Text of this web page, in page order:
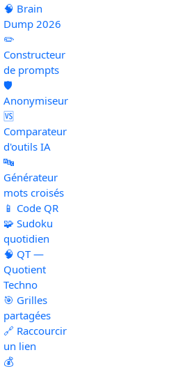
🧠 Brain
Dump 2026
✏️
Constructeur
de prompts
🛡️
Anonymiseur
🆚
Comparateur
d'outils IA
🔤
Générateur
mots croisés
📱 Code QR
🧩 Sudoku
quotidien
🧠 QT —
Quotient
Techno
🎯 Grilles
partagées
🔗 Raccourcir
un lien
💰